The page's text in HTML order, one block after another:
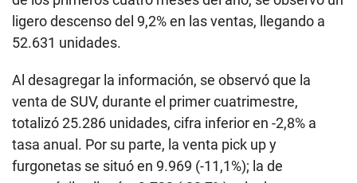
ligero descenso del 9,2% en las ventas, llegando a
52.631 unidades.
Al desagregar la información, se observó que la
venta de SUV, durante el primer cuatrimestre,
totalizó 25.286 unidades, cifra inferior en -2,8% a
tasa anual. Por su parte, la venta pick up y
furgonetas se situó en 9.969 (-11,1%); la de